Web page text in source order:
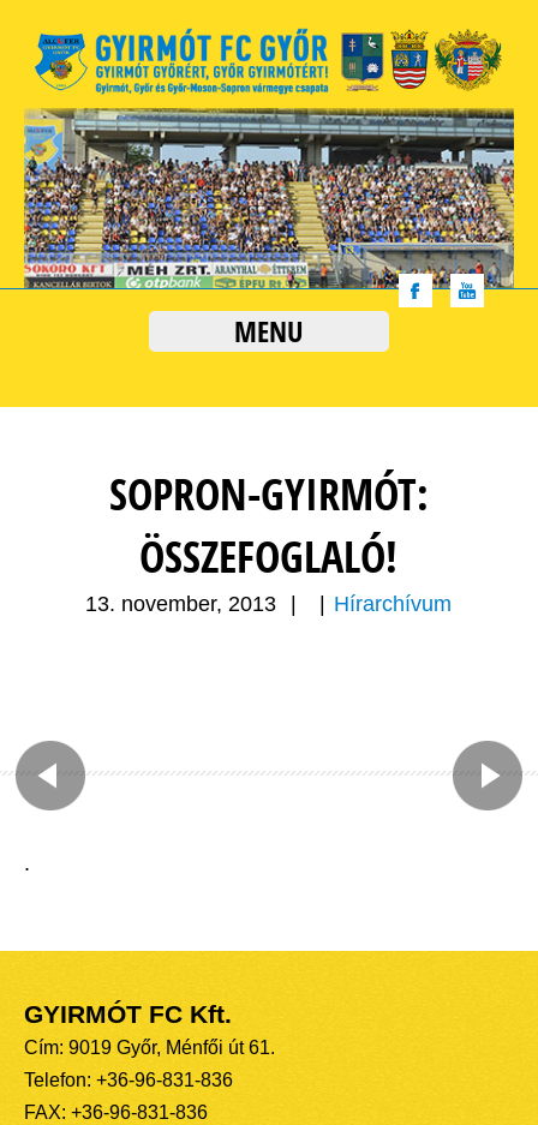
MENU
SOPRON-GYIRMÓT:
ÖSSZEFOGLALÓ!
13. november, 2013 Hírarchívum
.
GYIRMÓT FC Kft.
Cím: 9019 Győr, Ménfői út 61.
Telefon: +36-96-831-836
FAX: +36-96-831-836